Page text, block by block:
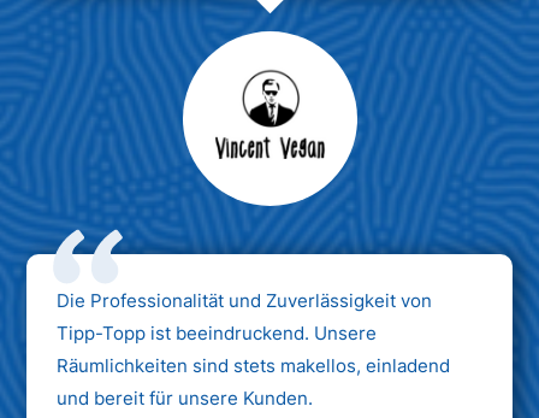
Max Mustermann
Unternehmen AG
Die Professionalität und Zuverlässigkeit von
Tipp-Topp ist beeindruckend. Unsere
Räumlichkeiten sind stets makellos, einladend
und bereit für unsere Kunden.